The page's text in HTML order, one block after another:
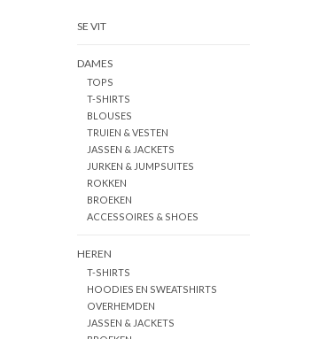
SE VIT
DAMES
TOPS
T-SHIRTS
BLOUSES
TRUIEN & VESTEN
JASSEN & JACKETS
JURKEN & JUMPSUITES
ROKKEN
BROEKEN
ACCESSOIRES & SHOES
HEREN
T-SHIRTS
HOODIES EN SWEATSHIRTS
OVERHEMDEN
JASSEN & JACKETS